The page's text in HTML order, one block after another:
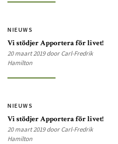
NIEUWS
Vi stödjer Apportera för livet!
20 maart 2019 door Carl-Fredrik
Hamilton
NIEUWS
Vi stödjer Apportera för livet!
20 maart 2019 door Carl-Fredrik
Hamilton